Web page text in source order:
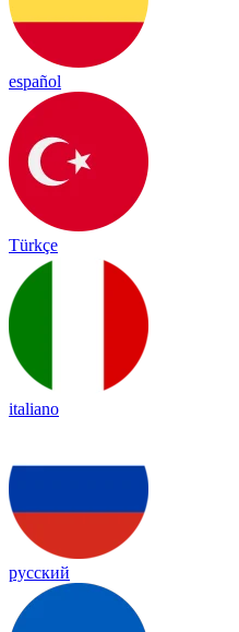
español
Türkçe
italiano
русский